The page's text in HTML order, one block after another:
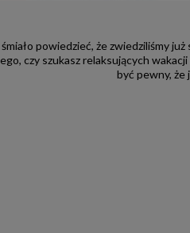
powiedzieć, że zwiedziliśmy
czy szukasz relaksujących
być pewny, że